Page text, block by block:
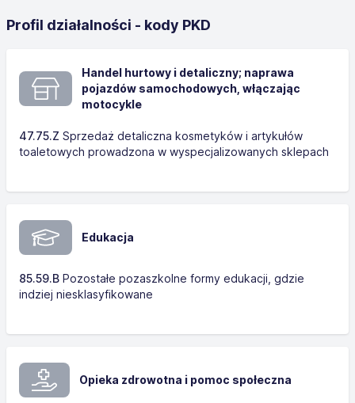
Profil działalności - kody PKD
Handel hurtowy i detaliczny; naprawa
pojazdów samochodowych, włączając
motocykle
47.75.Z Sprzedaż detaliczna kosmetyków i artykułów
toaletowych prowadzona w wyspecjalizowanych sklepach
Edukacja
85.59.B Pozostałe pozaszkolne formy edukacji, gdzie
indziej niesklasyfikowane
Opieka zdrowotna i pomoc społeczna